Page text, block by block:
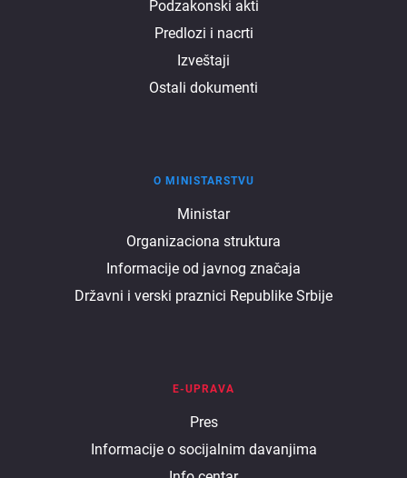
Podzakonski akti
Predlozi i nacrti
Izveštaji
Ostali dokumenti
ministarstvu
O MINISTARSTVU
Ministar
Organizaciona struktura
Informacije od javnog značaja
Državni i verski praznici Republike Srbije
E-UPRAVA
Pres
Informacije o socijalnim davanjima